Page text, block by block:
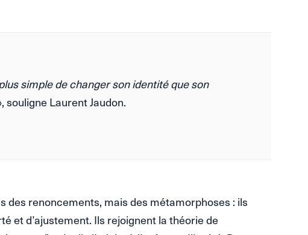
simple de changer son identité que son
souligne Laurent Jaudon.
des renoncements, mais des métamorphoses : ils
et d’ajustement. Ils rejoignent la théorie de